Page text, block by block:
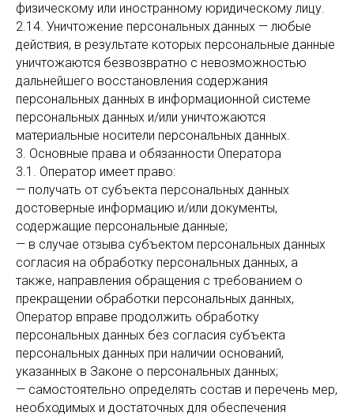
физическому или иностранному юридическому лицу.
2.14. Уничтожение персональных данных — любые
действия, в результате которых персональные данные
уничтожаются безвозвратно с невозможностью
дальнейшего восстановления содержания
персональных данных в информационной системе
персональных данных и/или уничтожаются
материальные носители персональных данных.
3. Основные права и обязанности Оператора
3.1. Оператор имеет право:
— получать от субъекта персональных данных
достоверные информацию и/или документы,
содержащие персональные данные;
— в случае отзыва субъектом персональных данных
согласия на обработку персональных данных, а
также, направления обращения с требованием о
прекращении обработки персональных данных,
Оператор вправе продолжить обработку
персональных данных без согласия субъекта
персональных данных при наличии оснований,
указанных в Законе о персональных данных;
— самостоятельно определять состав и перечень мер,
необходимых и достаточных для обеспечения